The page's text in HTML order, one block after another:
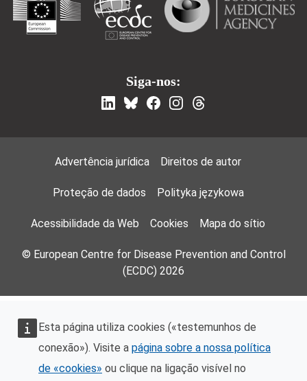
Esta página utiliza cookies («testemunhos de
conexão»). Visite a página sobre a nossa política
de «cookies» ou clique na ligação visível no
Siga-nos:
Footer Menu
Advertência jurídica Direitos de autor
Proteção de dados Polityka językowa
Acessibilidade da Web Cookies Mapa do sítio
© European Centre for Disease Prevention and Control
(ECDC) 2026